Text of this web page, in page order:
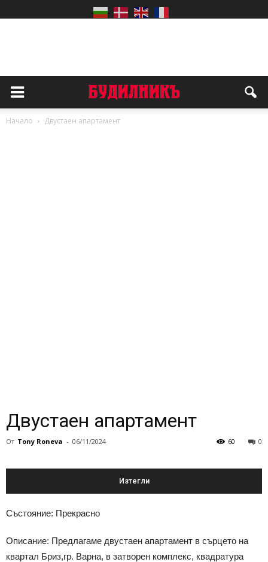
Начало Двустаен апартамент
Двустаен апартамент
От Tony Roneva - 06/11/2024 0
60
Изтегли
Състояние: Прекрасно
Описание: Предлагаме двустаен апартамент в сърцето на
квартал Бриз,гр. Варна, в затворен комплекс, квадратура